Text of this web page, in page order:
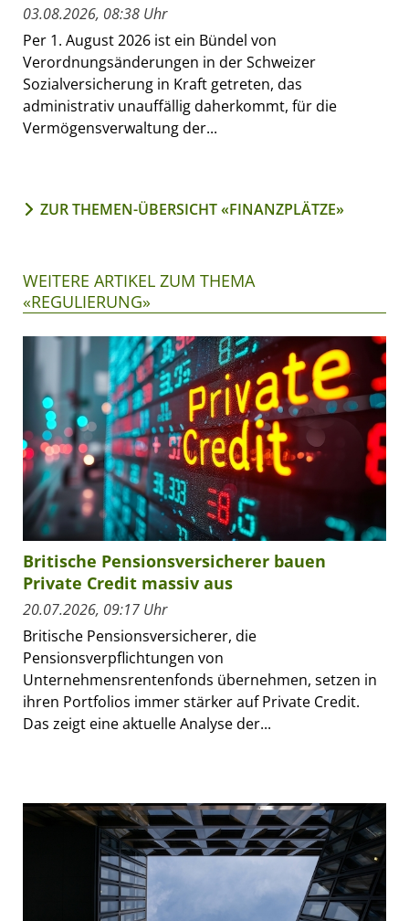
03.08.2026, 08:38 Uhr
Per 1. August 2026 ist ein Bündel von
Verordnungsänderungen in der Schweizer
Sozialversicherung in Kraft getreten, das
administrativ unauffällig daherkommt, für die
Vermögensverwaltung der...
ZUR THEMEN-ÜBERSICHT «FINANZPLÄTZE»
WEITERE ARTIKEL ZUM THEMA
«REGULIERUNG»
Britische Pensionsversicherer bauen
Private Credit massiv aus
20.07.2026, 09:17 Uhr
Britische Pensionsversicherer, die
Pensionsverpflichtungen von
Unternehmensrentenfonds übernehmen, setzen in
ihren Portfolios immer stärker auf Private Credit.
Das zeigt eine aktuelle Analyse der...